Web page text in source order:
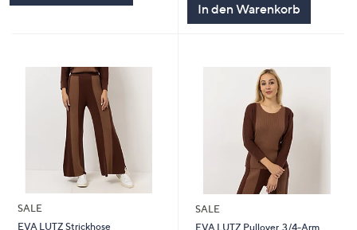
In den Warenkorb
SALE
EVA LUTZ Strickhose
SALE
EVA LUTZ Pullover, 3/4-Arm